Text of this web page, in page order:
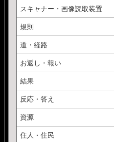
スキャナー・画像読取装置
規則
道・経路
お返し・報い
結果
反応・答え
資源
住人・住民